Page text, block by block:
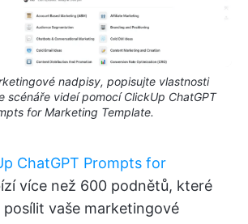
nadpisy, popisujte vlastnosti
scénáře videí pomocí ClickUp ChatGPT
for Marketing Template.
ChatGPT Prompts for
více než 600 podnětů, které
vaše marketingové